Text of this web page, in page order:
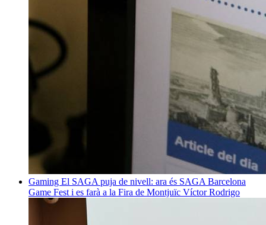
Gaming El SAGA puja de nivell: ara és SAGA Barcelona
Game Fest i es farà a la Fira de Montjuïc Víctor Rodrigo